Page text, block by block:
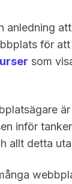
anledning
för
som
inför
allt detta